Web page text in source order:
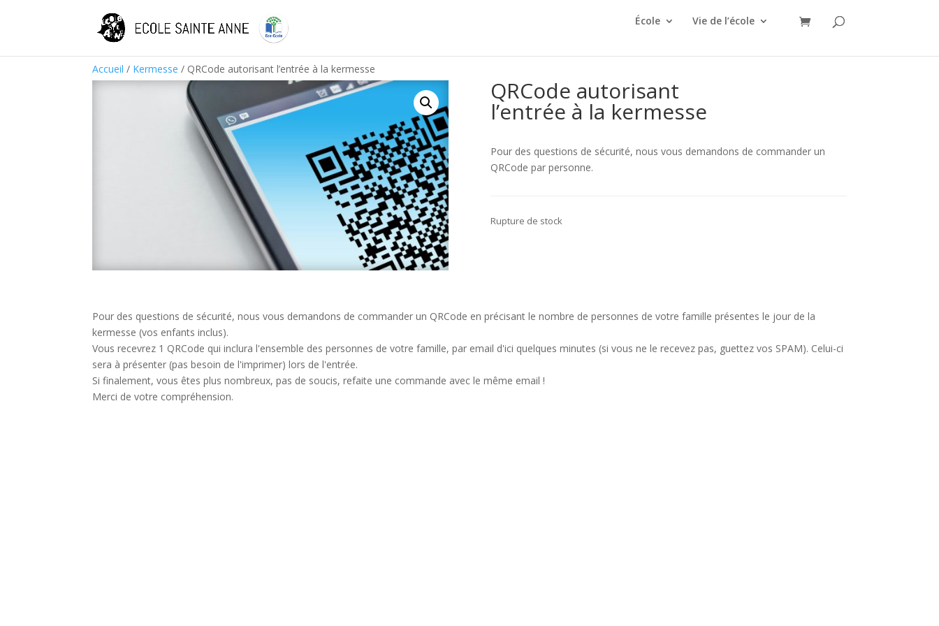
École Vie de l’école
Accueil / Kermesse / QRCode autorisant l’entrée à la kermesse
QRCode autorisant
l’entrée à la kermesse
Pour des questions de sécurité, nous vous demandons de commander un
QRCode par personne.
Rupture de stock
Pour des questions de sécurité, nous vous demandons de commander un QRCode en précisant le nombre de personnes de votre famille présentes le jour de la
kermesse (vos enfants inclus).
Vous recevrez 1 QRCode qui inclura l'ensemble des personnes de votre famille, par email d'ici quelques minutes (si vous ne le recevez pas, guettez vos SPAM). Celui-ci
sera à présenter (pas besoin de l'imprimer) lors de l'entrée.
Si finalement, vous êtes plus nombreux, pas de soucis, refaite une commande avec le même email !
Merci de votre compréhension.